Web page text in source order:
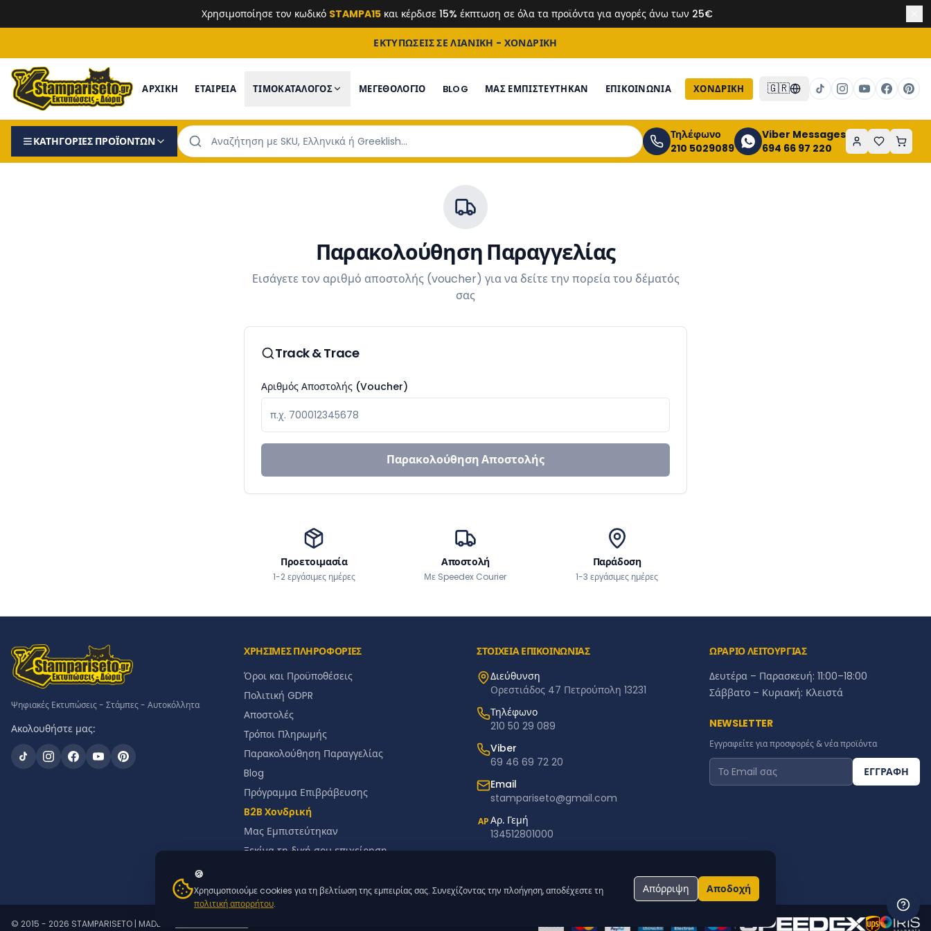
Χρησιμοποίησε τον κωδικό STAMPA15 και κέρδισε 15% έκπτωση σε όλα τα προϊόντα για αγορές άνω των 25€
ΕΚΤΥΠΩΣΕΙΣ ΣΕ ΛΙΑΝΙΚΗ - ΧΟΝΔΡΙΚΗ
ΑΡΧΙΚΗ ΕΤΑΙΡΕΙΑ ΤΙΜΟΚΑΤΑΛΟΓΟΣ ΜΕΓΕΘΟΛΟΓΙΟ BLOG ΜΑΣ ΕΜΠΙΣΤΕΎΤΗΚΑΝ ΕΠΙΚΟΙΝΩΝΙΑ ΧΟΝΔΡΙΚΉ 🇬🇷
ΚΑΤΗΓΟΡΙΕΣ ΠΡΟΪΟΝΤΩΝ
Τηλέφωνο
210 5029089
Viber Messages
694 66 97 220
Παρακολούθηση Παραγγελίας
Εισάγετε τον αριθμό αποστολής (voucher) για να δείτε την πορεία του δέματός
σας
Track & Trace
Αριθμός Αποστολής (Voucher)
Παρακολούθηση Αποστολής
Προετοιμασία
1-2 εργάσιμες ημέρες
Αποστολή
Με Speedex Courier
Παράδοση
1-3 εργάσιμες ημέρες
Ψηφιακές Εκτυπώσεις - Στάμπες - Αυτοκόλλητα
Ακολουθήστε μας:
ΧΡΗΣΙΜΕΣ ΠΛΗΡΟΦΟΡΙΕΣ
Όροι και Προϋποθέσεις
Πολιτική GDPR
Αποστολές
Τρόποι Πληρωμής
Παρακολούθηση Παραγγελίας
Blog
Πρόγραμμα Επιβράβευσης
B2B Χονδρική
Μας Εμπιστεύτηκαν
Ξεκίνα τη δική σου επιχείρηση
ΣΤΟΙΧΕΙΑ ΕΠΙΚΟΙΝΩΝΙΑΣ
Διεύθυνση
Ορεστιάδος 47 Πετρούπολη 13231
Τηλέφωνο
210 50 29 089
Viber
69 46 69 72 20
Email
stampariseto@gmail.com
ΑΡΑρ. Γεμή
134512801000
ΩΡΑΡΙΟ ΛΕΙΤΟΥΡΓΙΑΣ
Δευτέρα – Παρασκευή: 11:00–18:00
Σάββατο – Κυριακή: Κλειστά
NEWSLETTER
Εγγραφείτε για προσφορές & νέα προϊόντα
ΕΓΓΡΑΦΗ
© 2015 - 2026 STAMPARISETO | MADE BY |
🍪
Χρησιμοποιούμε cookies για τη βελτίωση της εμπειρίας σας. Συνεχίζοντας την πλοήγηση, αποδέχεστε τη
πολιτική απορρήτου.
Απόρριψη Αποδοχή